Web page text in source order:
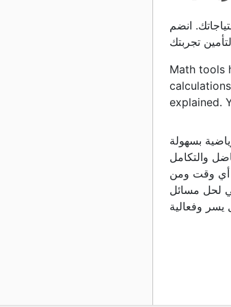
انضم
Math tools
explained.
بسهولة
والتكامل
أي وقت ومن
لحل مسائل